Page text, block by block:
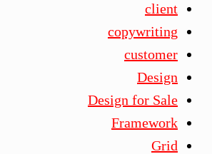
client
copywriting
customer
Design
Design for Sale
Framework
Grid